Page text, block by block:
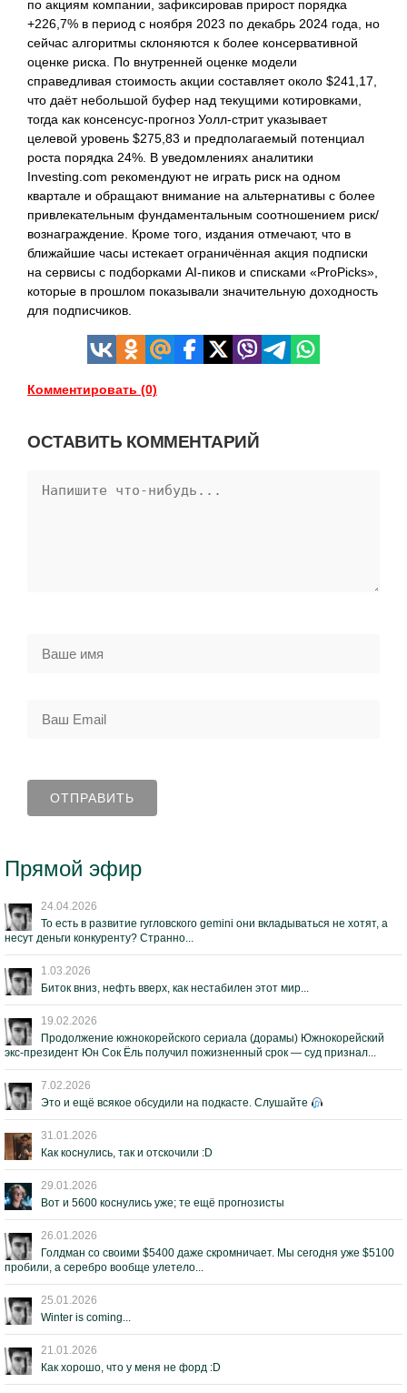
по акциям компании, зафиксировав прирост порядка
+226,7% в период с ноября 2023 по декабрь 2024 года, но
сейчас алгоритмы склоняются к более консервативной
оценке риска. По внутренней оценке модели
справедливая стоимость акции составляет около $241,17,
что даёт небольшой буфер над текущими котировками,
тогда как консенсус-прогноз Уолл-стрит указывает
целевой уровень $275,83 и предполагаемый потенциал
роста порядка 24%. В уведомлениях аналитики
Investing.com рекомендуют не играть риск на одном
квартале и обращают внимание на альтернативы с более
привлекательным фундаментальным соотношением риск/
вознаграждение. Кроме того, издания отмечают, что в
ближайшие часы истекает ограничённая акция подписки
на сервисы с подборками AI-пиков и списками «ProPicks»,
которые в прошлом показывали значительную доходность
для подписчиков.
Комментировать (0)
ОСТАВИТЬ КОММЕНТАРИЙ
Прямой эфир
24.04.2026
То есть в развитие гугловского gemini они вкладываться не хотят, а
несут деньги конкуренту? Странно...
1.03.2026
Биток вниз, нефть вверх, как нестабилен этот мир...
19.02.2026
Продолжение южнокорейского сериала (дорамы) Южнокорейский
экс-президент Юн Сок Ёль получил пожизненный срок — суд признал...
7.02.2026
Это и ещё всякое обсудили на подкасте. Слушайте
31.01.2026
Как коснулись, так и отскочили :D
29.01.2026
Вот и 5600 коснулись уже; те ещё прогнозисты
26.01.2026
Голдман со своими $5400 даже скромничает. Мы сегодня уже $5100
пробили, а серебро вообще улетело...
25.01.2026
Winter is coming...
21.01.2026
Как хорошо, что у меня не форд :D